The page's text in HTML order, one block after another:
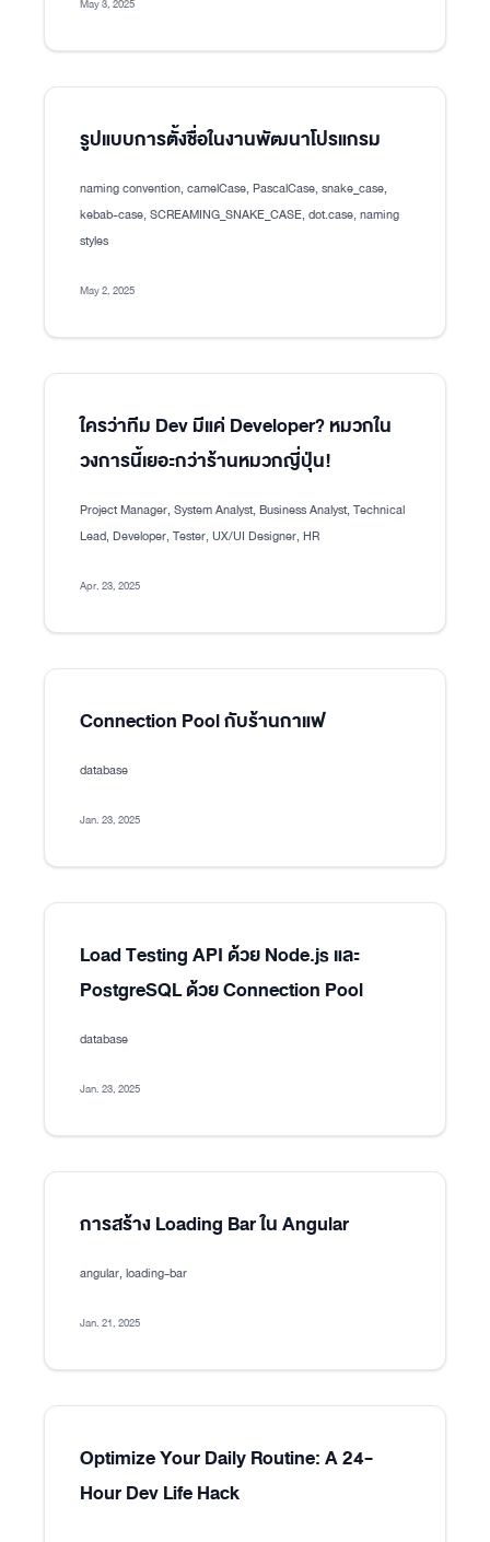
May 3, 2025
รูปแบบการตั้งชื่อในงานพัฒนาโปรแกรม
naming convention, camelCase, PascalCase, snake_case,
kebab-case, SCREAMING_SNAKE_CASE, dot.case, naming
styles
May 2, 2025
ใครว่าทีม Dev มีแค่ Developer? หมวกใน
วงการนี้เยอะกว่าร้านหมวกญี่ปุ่น!
Project Manager, System Analyst, Business Analyst, Technical
Lead, Developer, Tester, UX/UI Designer, HR
Apr. 23, 2025
Connection Pool กับร้านกาแฟ
database
Jan. 23, 2025
Load Testing API ด้วย Node.js และ
PostgreSQL ด้วย Connection Pool
database
Jan. 23, 2025
การสร้าง Loading Bar ใน Angular
angular, loading-bar
Jan. 21, 2025
Optimize Your Daily Routine: A 24-
Hour Dev Life Hack